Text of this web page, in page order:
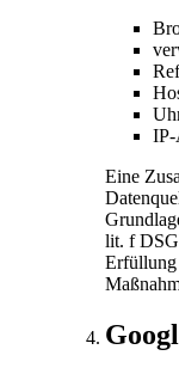
IP-
Eine
lit. f
Erfüllung